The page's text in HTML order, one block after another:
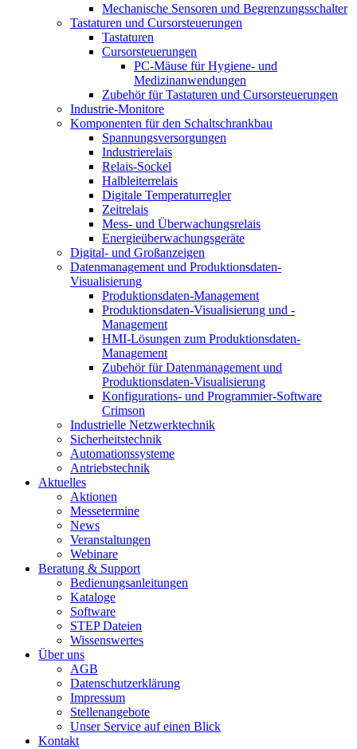
Mechanische Sensoren und Begrenzungsschalter
Tastaturen und Cursorsteuerungen
Tastaturen
Cursorsteuerungen
PC-Mäuse für Hygiene- und
Medizinanwendungen
Zubehör für Tastaturen und Cursorsteuerungen
Industrie-Monitore
Komponenten für den Schaltschrankbau
Spannungsversorgungen
Industrierelais
Relais-Sockel
Halbleiterrelais
Digitale Temperaturregler
Zeitrelais
Mess- und Überwachungsrelais
Energieüberwachungsgeräte
Digital- und Großanzeigen
Datenmanagement und Produktionsdaten-
Visualisierung
Produktionsdaten-Management
Produktionsdaten-Visualisierung und -
Management
HMI-Lösungen zum Produktionsdaten-
Management
Zubehör für Datenmanagement und
Produktionsdaten-Visualisierung
Konfigurations- und Programmier-Software
Crimson
Industrielle Netzwerktechnik
Sicherheitstechnik
Automationssysteme
Antriebstechnik
Aktuelles
Aktionen
Messetermine
News
Veranstaltungen
Webinare
Beratung & Support
Bedienungsanleitungen
Kataloge
Software
STEP Dateien
Wissenswertes
Über uns
AGB
Datenschutzerklärung
Impressum
Stellenangebote
Unser Service auf einen Blick
Kontakt